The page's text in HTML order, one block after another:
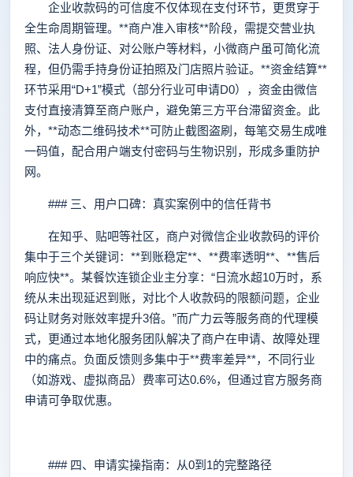
企业收款码的可信度不仅体现在支付环节，更贯穿于
全生命周期管理。**商户准入审核**阶段，需提交营业执
照、法人身份证、对公账户等材料，小微商户虽可简化流
程，但仍需手持身份证拍照及门店照片验证。**资金结算**
环节采用“D+1”模式（部分行业可申请D0），资金由微信
支付直接清算至商户账户，避免第三方平台滞留资金。此
外，**动态二维码技术**可防止截图盗刷，每笔交易生成唯
一码值，配合用户端支付密码与生物识别，形成多重防护
网。
### 三、用户口碑：真实案例中的信任背书
在知乎、贴吧等社区，商户对微信企业收款码的评价
集中于三个关键词：**到账稳定**、**费率透明**、**售后
响应快**。某餐饮连锁企业主分享：“日流水超10万时，系
统从未出现延迟到账，对比个人收款码的限额问题，企业
码让财务对账效率提升3倍。”而广力云等服务商的代理模
式，更通过本地化服务团队解决了商户在申请、故障处理
中的痛点。负面反馈则多集中于**费率差异**，不同行业
（如游戏、虚拟商品）费率可达0.6%，但通过官方服务商
申请可争取优惠。
### 四、申请实操指南：从0到1的完整路径